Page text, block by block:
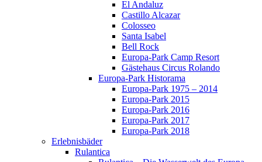
El Andaluz
Castillo Alcazar
Colosseo
Santa Isabel
Bell Rock
Europa-Park Camp Resort
Gästehaus Circus Rolando
Europa-Park Historama
Europa-Park 1975 – 2014
Europa-Park 2015
Europa-Park 2016
Europa-Park 2017
Europa-Park 2018
Erlebnisbäder
Rulantica